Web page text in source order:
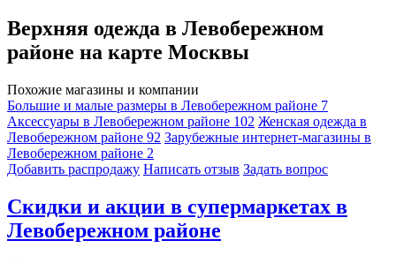
Верхняя одежда в Левобережном
районе на карте Москвы
Похожие магазины и компании
Большие и малые размеры в Левобережном районе 7
Аксессуары в Левобережном районе 102 Женская одежда в
Левобережном районе 92 Зарубежные интернет-магазины в
Левобережном районе 2
Добавить раcпродажу Написать отзыв Задать вопрос
Скидки и акции в супермаркетах в
Левобережном районе